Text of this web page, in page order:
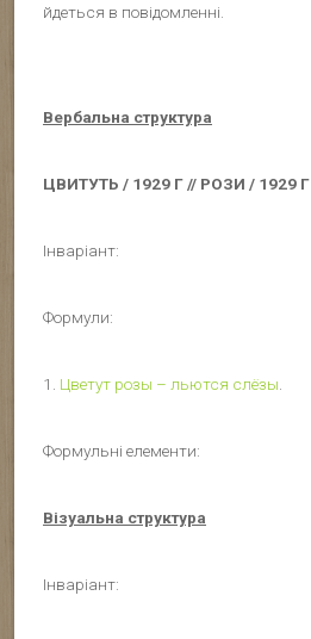
йдеться в повідомленні.
Вербальна структура
ЦВИТУТЬ / 1929 Г // РОЗИ / 1929 Г
Інваріант:
Формули:
1. Цветут розы – льются слёзы
Формульні елементи:
Візуальна структура
Інваріант: